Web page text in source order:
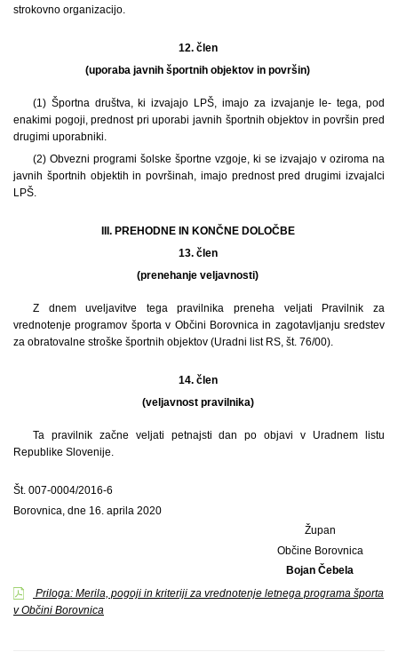
strokovno organizacijo.
12. člen
(uporaba javnih športnih objektov in površin)
(1) Športna društva, ki izvajajo LPŠ, imajo za izvajanje le- tega, pod
enakimi pogoji, prednost pri uporabi javnih športnih objektov in površin pred
drugimi uporabniki.
(2) Obvezni programi šolske športne vzgoje, ki se izvajajo v oziroma na
javnih športnih objektih in površinah, imajo prednost pred drugimi izvajalci
LPŠ.
III. PREHODNE IN KONČNE DOLOČBE
13. člen
(prenehanje veljavnosti)
Z dnem uveljavitve tega pravilnika preneha veljati Pravilnik za
vrednotenje programov športa v Občini Borovnica in zagotavljanju sredstev
za obratovalne stroške športnih objektov (Uradni list RS, št. 76/00).
14. člen
(veljavnost pravilnika)
Ta pravilnik začne veljati petnajsti dan po objavi v Uradnem listu
Republike Slovenije.
Št. 007-0004/2016-6
Borovnica, dne 16. aprila 2020
Župan
Občine Borovnica
Bojan Čebela
Priloga: Merila, pogoji in kriteriji za vrednotenje letnega programa športa
v Občini Borovnica